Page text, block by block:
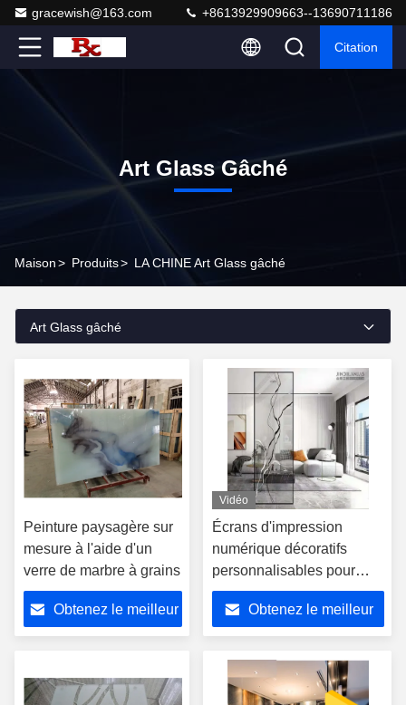
gracewish@163.com +8613929909663--13690711186
Citation
Art Glass Gâché
Maison> Produits> LA CHINE Art Glass gâché
Art Glass gâché
Peinture paysagère sur
mesure à l'aide d'un
verre de marbre à grains
Obtenez le meilleur
Vidéo
Écrans d'impression
numérique décoratifs
personnalisables pour
murs
Obtenez le meilleur